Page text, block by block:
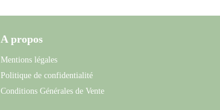
A propos
Mentions légales
Politique de confidentialité
Conditions Générales de Vente